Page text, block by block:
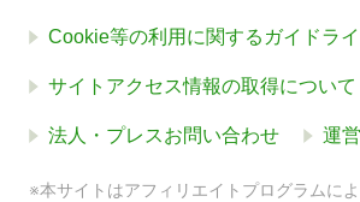
Cookie等の利用に関するガイドラ
サイトアクセス情報の取得について
法人・プレスお問い合わせ 運
※本サイトはアフィリエイトプログラムに